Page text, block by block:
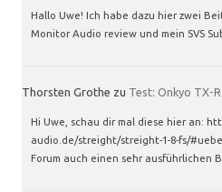
Hallo Uwe! Ich habe dazu hier zwei
Monitor Audio review und mein SVS
Thorsten Grothe zu Test: Onkyo TX-
Hi Uwe, schau dir mal diese hier an:
audio.de/streight/streight-1-8-fs/
Forum auch einen sehr ausführlichen